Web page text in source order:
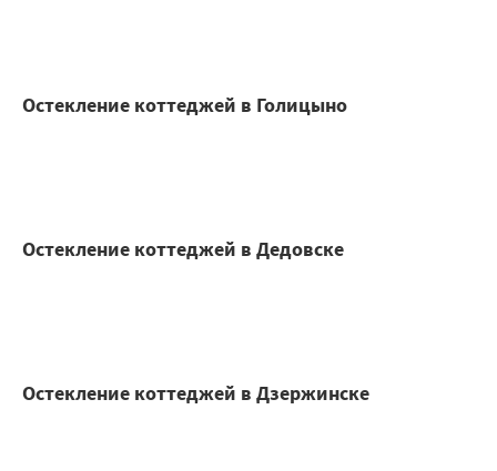
Остекление коттеджей в Голицыно
Остекление коттеджей в Дедовске
Остекление коттеджей в Дзержинске